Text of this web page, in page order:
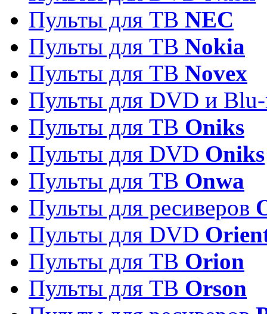
Пульты для ТВ NEC
Пульты для ТВ Nokia
Пульты для ТВ Novex
Пульты для DVD и
Пульты для ТВ Oniks
Пульты для DVD Oniks
Пульты для ТВ Onwa
Пульты для ресиверов
Пульты для DVD
Пульты для ТВ Orion
Пульты для ТВ Orson